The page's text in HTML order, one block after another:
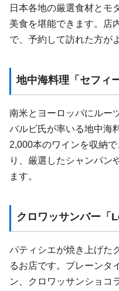
日本各地の厳選食材とモ
美食を堪能できます。店
で、予約して訪れた方が
地中海料理「セフィ
南米とヨーロッパにルー
バルビ氏が率いる地中海
2,000本のワインを収納
り、厳選したシャンパン
ます。
クロワッサンバー「
パティシエが焼き上げた
るお店です。プレーンタ
ン、クロワッサンショコ